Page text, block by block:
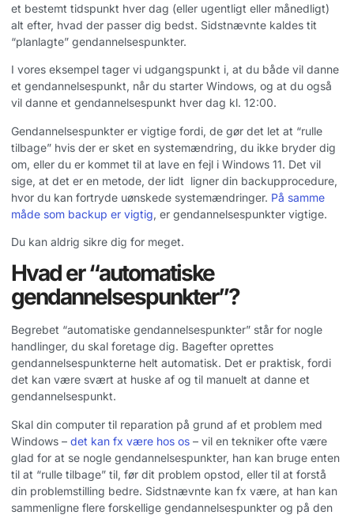
et bestemt tidspunkt hver dag (eller ugentligt eller månedligt)
alt efter, hvad der passer dig bedst. Sidstnævnte kaldes tit
“planlagte” gendannelsespunkter.
I vores eksempel tager vi udgangspunkt i, at du både vil danne
et gendannelsespunkt, når du starter Windows, og at du også
vil danne et gendannelsespunkt hver dag kl. 12:00.
Gendannelsespunkter er vigtige fordi, de gør det let at “rulle
tilbage” hvis der er sket en systemændring, du ikke bryder dig
om, eller du er kommet til at lave en fejl i Windows 11. Det vil
sige, at det er en metode, der lidt ligner din backupprocedure,
hvor du kan fortryde uønskede systemændringer. På samme
måde som backup er vigtig, er gendannelsespunkter vigtige.
Du kan aldrig sikre dig for meget.
Hvad er “automatiske
gendannelsespunkter”?
Begrebet “automatiske gendannelsespunkter” står for nogle
handlinger, du skal foretage dig. Bagefter oprettes
gendannelsespunkterne helt automatisk. Det er praktisk, fordi
det kan være svært at huske af og til manuelt at danne et
gendannelsespunkt.
Skal din computer til reparation på grund af et problem med
Windows – det kan fx være hos os – vil en tekniker ofte være
glad for at se nogle gendannelsespunkter, han kan bruge enten
til at “rulle tilbage” til, før dit problem opstod, eller til at forstå
din problemstilling bedre. Sidstnævnte kan fx være, at han kan
sammenligne flere forskellige gendannelsespunkter og på den